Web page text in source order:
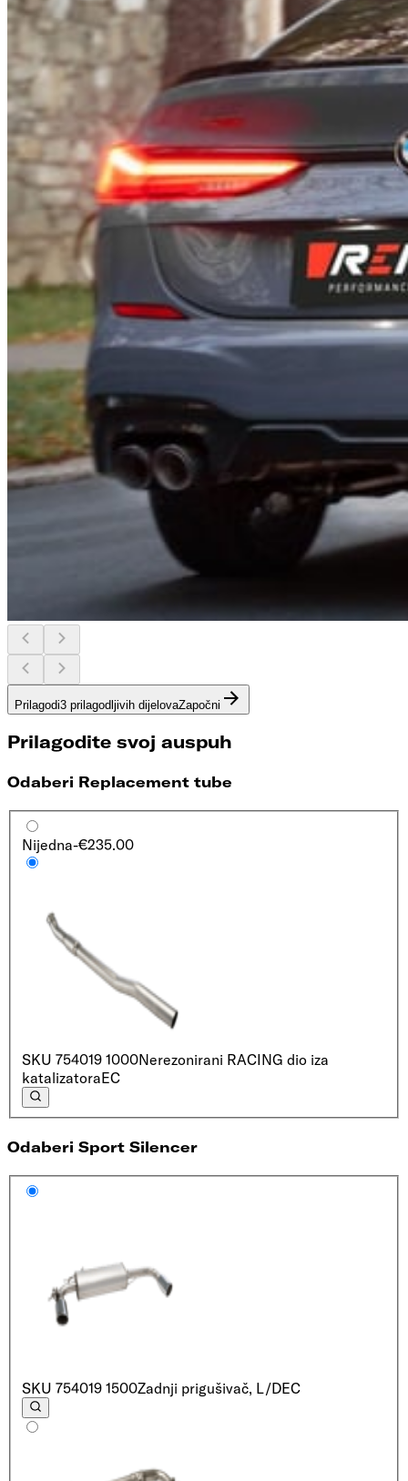
Prilagodi3 prilagodljivih dijelovaZapočni
Prilagodite svoj auspuh
Odaberi Replacement tube
Nijedna-€235.00
SKU 754019 1000Nerezonirani RACING dio iza
katalizatoraEC
Odaberi Sport Silencer
SKU 754019 1500Zadnji prigušivač, L/DEC